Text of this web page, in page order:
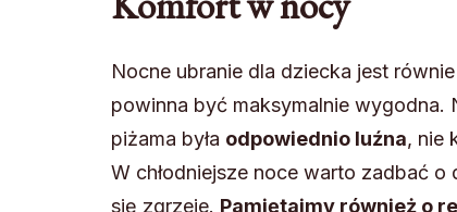
Nocne ubranie dla dziecka jest
powinna być maksymalnie wygodna.
piżama była odpowiednio luźna, nie
W chłodniejsze noce warto zadbać
się zgrzeje. Pamiętajmy również o